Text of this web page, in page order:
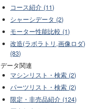
コース紹介 (11)
シャーシデータ (2)
モーター性能比較 (1)
改造(ラボラトリ,画像ロダ)
(83)
データ関連
マシンリスト・検索 (2)
パーツリスト・検索 (2)
限定・非売品紹介 (124)